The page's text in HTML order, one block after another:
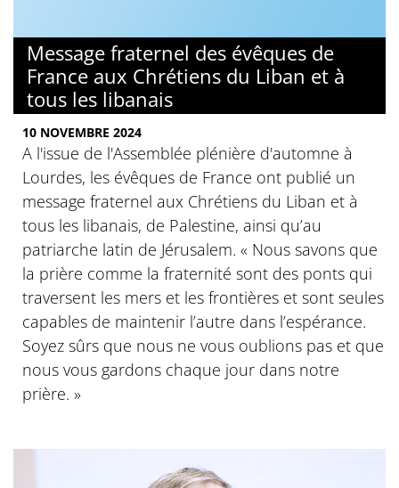
Message fraternel des évêques de
France aux Chrétiens du Liban et à
tous les libanais
10 NOVEMBRE 2024
A l'issue de l'Assemblée plénière d'automne à
Lourdes, les évêques de France ont publié un
message fraternel aux Chrétiens du Liban et à
tous les libanais, de Palestine, ainsi qu’au
patriarche latin de Jérusalem. « Nous savons que
la prière comme la fraternité sont des ponts qui
traversent les mers et les frontières et sont seules
capables de maintenir l’autre dans l’espérance.
Soyez sûrs que nous ne vous oublions pas et que
nous vous gardons chaque jour dans notre
prière. »